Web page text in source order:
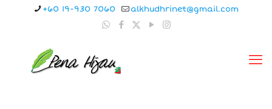
+60 19-930 7060 alkhudhrinet@gmail.com